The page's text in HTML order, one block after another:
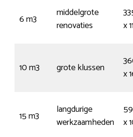
6 m3
middelgrote
renovaties
x
10 m3 grote klussen
x
15 m3
langdurige
werkzaamheden
x